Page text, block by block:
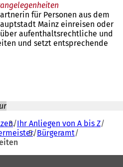
für Personen aus dem
Mainz einreisen oder
aufenthaltsrechtliche und
und setzt entsprechende
Ihr Anliegen von A bis Z
Bürgeramt